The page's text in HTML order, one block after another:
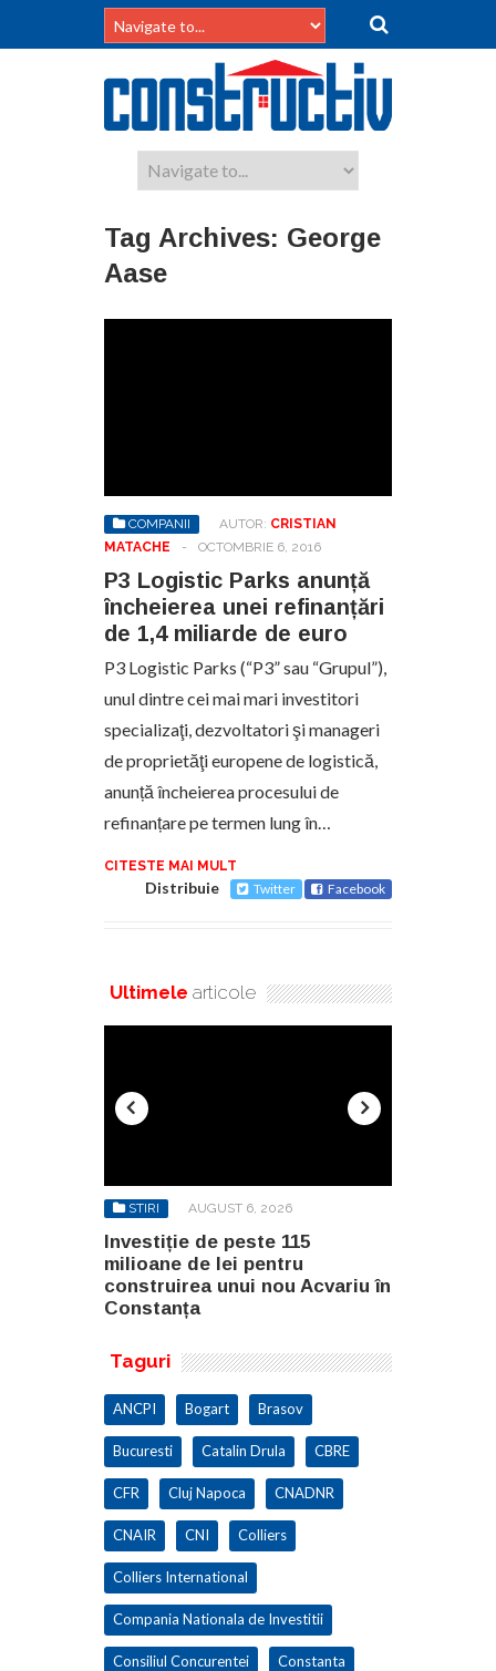
Tag Archives: George
Aase
COMPANII AUTOR: CRISTIAN
MATACHE
- OCTOMBRIE 6, 2016
P3 Logistic Parks anunță
încheierea unei refinanțări
de 1,4 miliarde de euro
P3 Logistic Parks (“P3” sau “Grupul”),
unul dintre cei mai mari investitori
specializaţi, dezvoltatori şi manageri
de proprietăţi europene de logistică,
anunță încheierea procesului de
refinanțare pe termen lung în…
CITESTE MAI MULT
Distribuie Twitter Facebook
Ultimele articole
STIRI AUGUST 6, 2026
Investiție de peste 115
milioane de lei pentru
construirea unui nou Acvariu în
Constanța
Taguri
ANCPI Bogart Brasov
Bucuresti Catalin Drula CBRE
CFR Cluj Napoca CNADNR
CNAIR CNI Colliers
Colliers International
Compania Nationala de Investitii
Consiliul Concurentei Constanta